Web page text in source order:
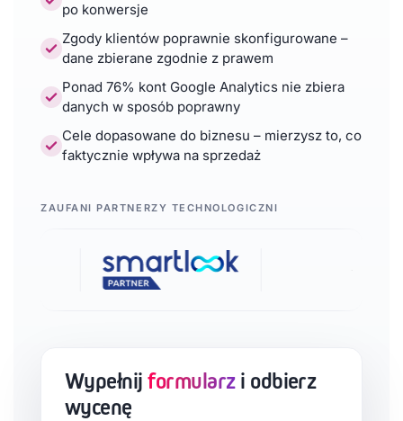
po konwersje
Zgody klientów poprawnie skonfigurowane –
dane zbierane zgodnie z prawem
Ponad 76% kont Google Analytics nie zbiera
danych w sposób poprawny
Cele dopasowane do biznesu – mierzysz to, co
faktycznie wpływa na sprzedaż
ZAUFANI PARTNERZY TECHNOLOGICZNI
Wypełnijformularzi odbierz
wycenę